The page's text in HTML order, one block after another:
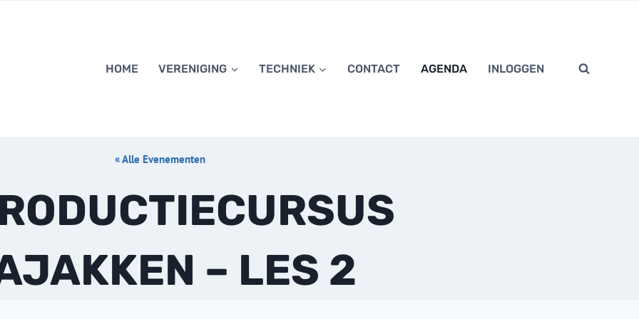
HOME VERENIGING TECHNIEK CONTACT AGENDA INLOGGEN
« Alle Evenementen
– LES 2